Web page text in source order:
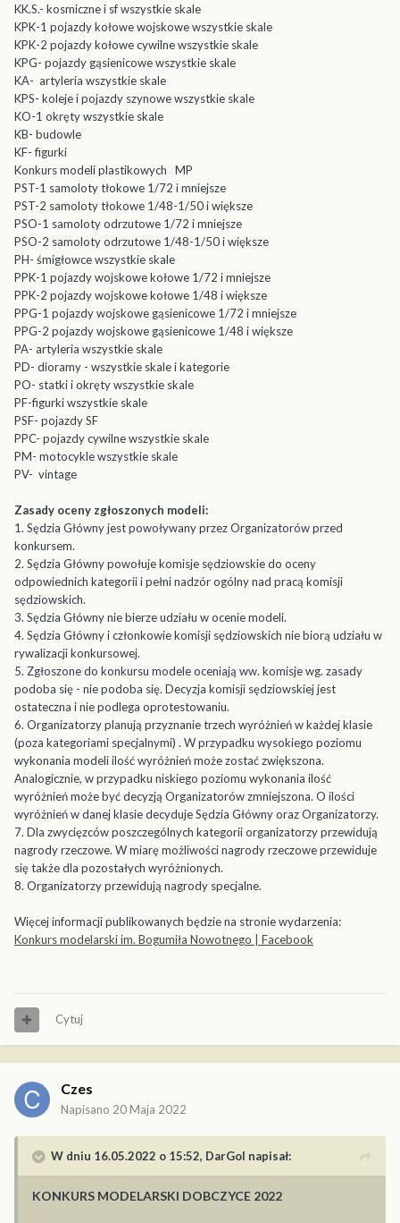
KK.S.- kosmiczne i sf wszystkie skale
KPK-1 pojazdy kołowe wojskowe wszystkie skale
KPK-2 pojazdy kołowe cywilne wszystkie skale
KPG- pojazdy gąsienicowe wszystkie skale
KA- artyleria wszystkie skale
KPS- koleje i pojazdy szynowe wszystkie skale
KO-1 okręty wszystkie skale
KB- budowle
KF- figurki
Konkurs modeli plastikowych MP
PST-1 samoloty tłokowe 1/72 i mniejsze
PST-2 samoloty tłokowe 1/48-1/50 i większe
PSO-1 samoloty odrzutowe 1/72 i mniejsze
PSO-2 samoloty odrzutowe 1/48-1/50 i większe
PH- śmigłowce wszystkie skale
PPK-1 pojazdy wojskowe kołowe 1/72 i mniejsze
PPK-2 pojazdy wojskowe kołowe 1/48 i większe
PPG-1 pojazdy wojskowe gąsienicowe 1/72 i mniejsze
PPG-2 pojazdy wojskowe gąsienicowe 1/48 i większe
PA- artyleria wszystkie skale
PD- dioramy - wszystkie skale i kategorie
PO- statki i okręty wszystkie skale
PF-figurki wszystkie skale
PSF- pojazdy SF
PPC- pojazdy cywilne wszystkie skale
PM- motocykle wszystkie skale
PV- vintage
Zasady oceny zgłoszonych modeli:
1. Sędzia Główny jest powoływany przez Organizatorów przed
konkursem.
2. Sędzia Główny powołuje komisje sędziowskie do oceny
odpowiednich kategorii i pełni nadzór ogólny nad pracą komisji
sędziowskich.
3. Sędzia Główny nie bierze udziału w ocenie modeli.
4. Sędzia Główny i członkowie komisji sędziowskich nie biorą udziału w
rywalizacji konkursowej.
5. Zgłoszone do konkursu modele oceniają ww. komisje wg. zasady
podoba się - nie podoba się. Decyzja komisji sędziowskiej jest
ostateczna i nie podlega oprotestowaniu.
6. Organizatorzy planują przyznanie trzech wyróżnień w każdej klasie
(poza kategoriami specjalnymi) . W przypadku wysokiego poziomu
wykonania modeli ilość wyróżnień może zostać zwiększona.
Analogicznie, w przypadku niskiego poziomu wykonania ilość
wyróżnień może być decyzją Organizatorów zmniejszona. O ilości
wyróżnień w danej klasie decyduje Sędzia Główny oraz Organizatorzy.
7. Dla zwycięzców poszczególnych kategorii organizatorzy przewidują
nagrody rzeczowe. W miarę możliwości nagrody rzeczowe przewiduje
się także dla pozostałych wyróżnionych.
8. Organizatorzy przewidują nagrody specjalne.
Więcej informacji publikowanych będzie na stronie wydarzenia:
Konkurs modelarski im. Bogumiła Nowotnego | Facebook
Cytuj
Czes
Napisano 20 Maja 2022
W dniu 16.05.2022 o 15:52, DarGol napisał:
KONKURS MODELARSKI DOBCZYCE 2022